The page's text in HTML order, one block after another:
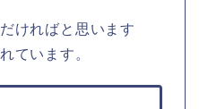
ければと思います
ています。